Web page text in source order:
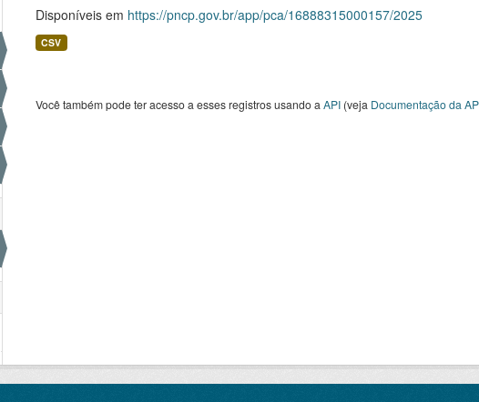
Disponíveis em https://pncp.gov.br/app/pca/16888315000157/2025
CSV
Você também pode ter acesso a esses registros usando a API(veja Documentação da